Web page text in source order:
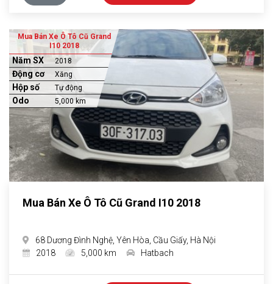
Mua Bán Xe Ô Tô Cũ Grand
I10 2018
Năm SX 2018
Động cơ Xăng
Hộp số Tự động
Odo 5,000 km
Mua Bán Xe Ô Tô Cũ Grand I10 2018
68 Dương Đình Nghệ, Yên Hòa, Cầu Giấy, Hà Nội
2018
5,000 km Hatbach